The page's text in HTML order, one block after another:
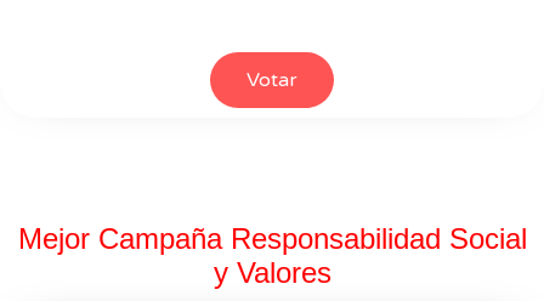
Votar
Mejor Campaña Responsabilidad Social
y Valores